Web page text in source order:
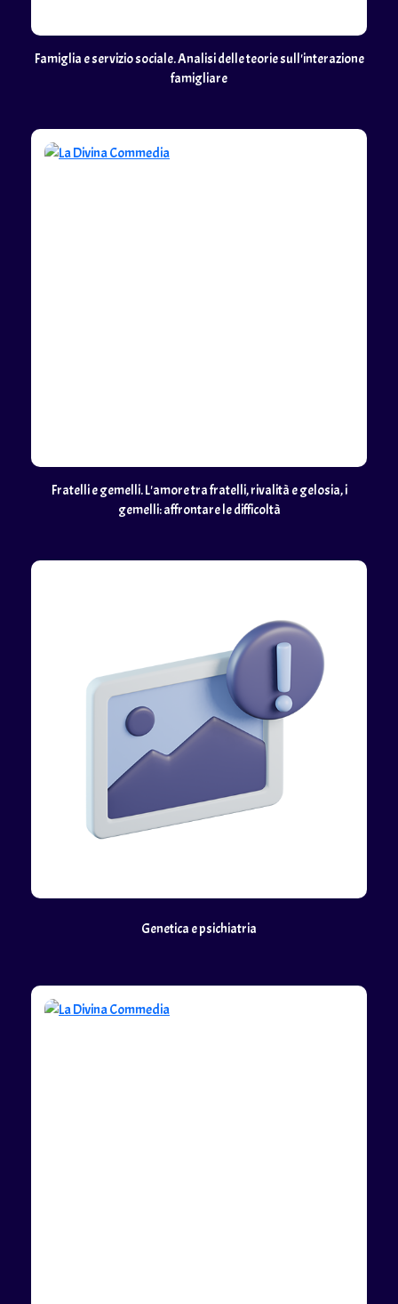
Famiglia e servizio sociale. Analisi delle teorie sull'interazione
famigliare
Fratelli e gemelli. L'amore tra fratelli, rivalità e gelosia, i
gemelli: affrontare le difficoltà
Genetica e psichiatria